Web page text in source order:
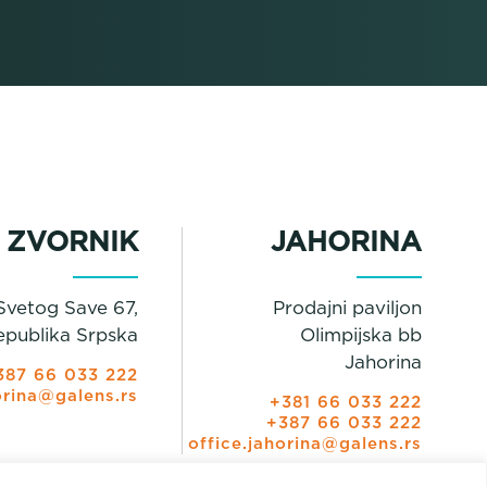
ZVORNIK
Save 67,
Srpska
66 033 222
JAHORINA
Prodajni paviljon
Olimpijska bb
Jahorina
+381 66 033 222
+387 66 033 222
office.jahorina@galens.rs